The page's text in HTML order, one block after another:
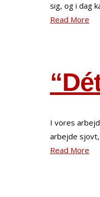
sig, og i dag
Read More
I vores
arbejde
Read More